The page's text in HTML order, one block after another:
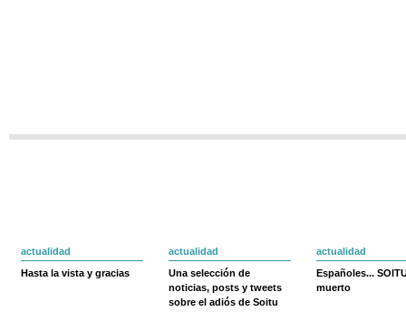
actualidad
Hasta la vista y gracias
actualidad
Una selección de
noticias, posts y tweets
sobre el adiós de Soitu
actualidad
Españoles...
muerto